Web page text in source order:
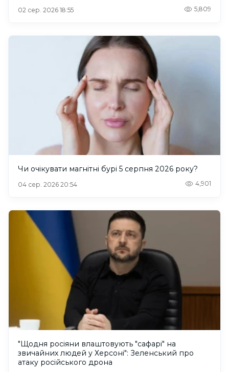
02 сер. 2026 18:55 5,809
Чи очікувати магнітні бурі 5 серпня 2026 року?
04 сер. 2026 20:54 4,901
"Щодня росіяни влаштовують "сафарі" на
звичайних людей у Херсоні": Зеленський про
атаку російського дрона